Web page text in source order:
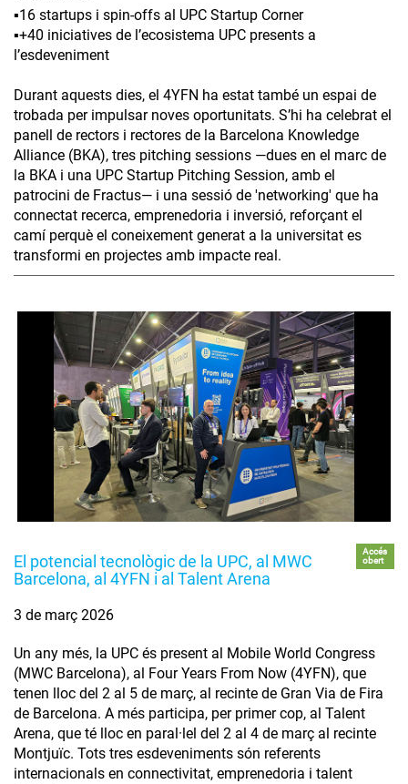
▪️16 startups i spin-offs al UPC Startup Corner
▪️+40 iniciatives de l’ecosistema UPC presents a
l’esdeveniment
Durant aquests dies, el 4YFN ha estat també un espai de
trobada per impulsar noves oportunitats. S’hi ha celebrat el
panell de rectors i rectores de la Barcelona Knowledge
Alliance (BKA), tres pitching sessions —dues en el marc de
la BKA i una UPC Startup Pitching Session, amb el
patrocini de Fractus— i una sessió de 'networking' que ha
connectat recerca, emprenedoria i inversió, reforçant el
camí perquè el coneixement generat a la universitat es
transformi en projectes amb impacte real.
El potencial tecnològic de la UPC, al MWC
Barcelona, al 4YFN i al Talent Arena
Accés
obert
3 de març 2026
Un any més, la UPC és present al Mobile World Congress
(MWC Barcelona), al Four Years From Now (4YFN), que
tenen lloc del 2 al 5 de març, al recinte de Gran Via de Fira
de Barcelona. A més participa, per primer cop, al Talent
Arena, que té lloc en paral·lel del 2 al 4 de març al recinte
Montjuïc. Tots tres esdeveniments són referents
internacionals en connectivitat, emprenedoria i talent